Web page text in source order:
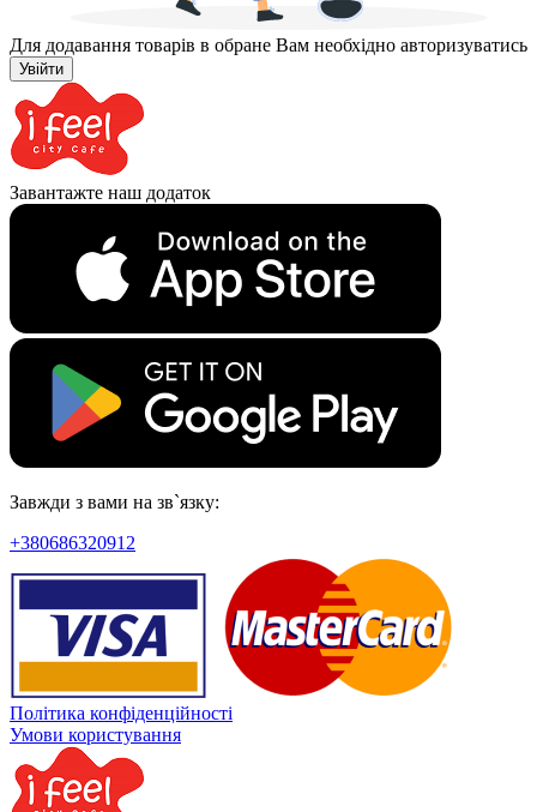
Для додавання товарів в обране Вам необхідно авторизуватись
Увійти
Завантажте наш додаток
Завжди з вами на зв`язку:
+380686320912
Політика конфіденційності
Умови користування